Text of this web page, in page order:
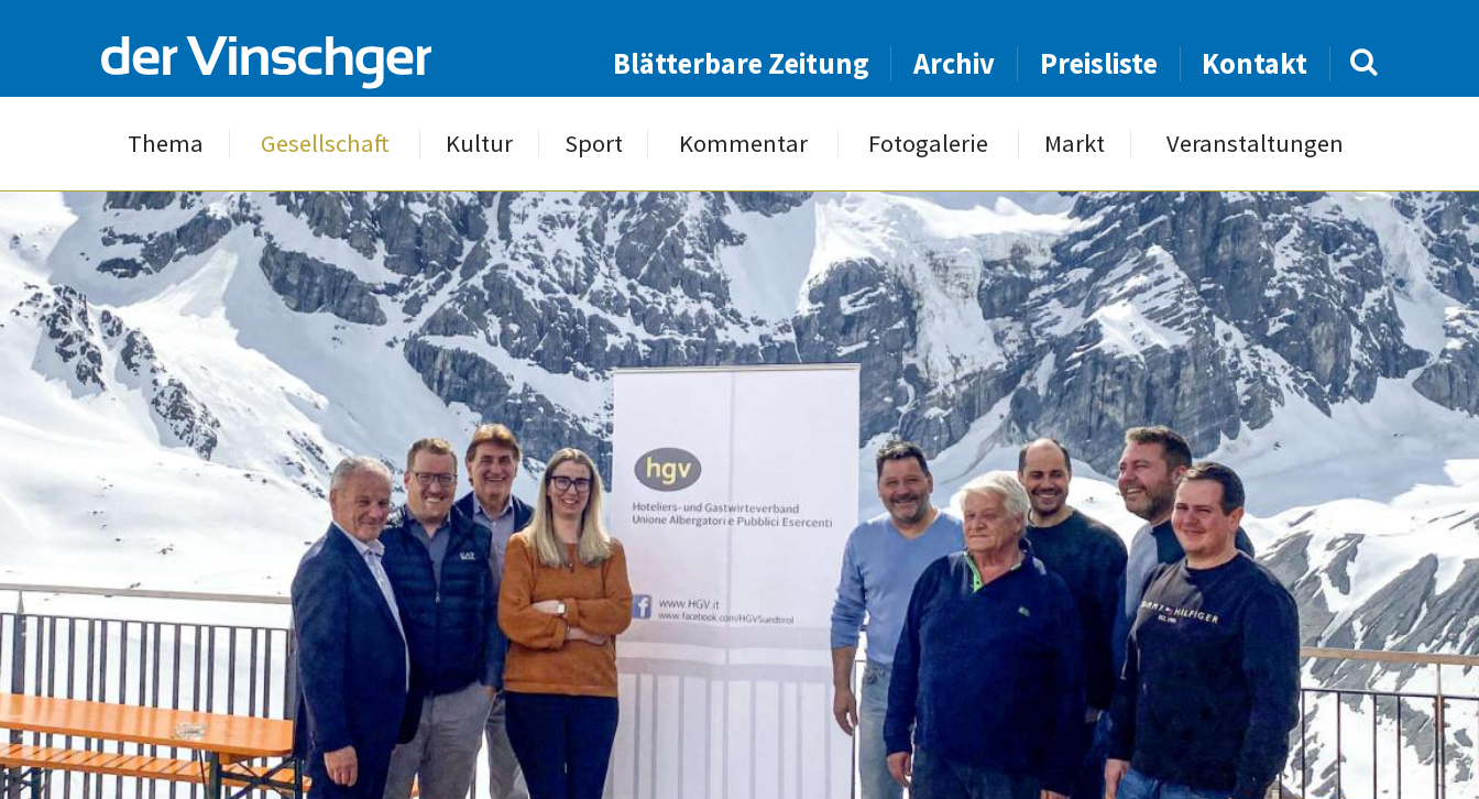
Blätterbare Zeitung Archiv Preisliste Kontakt
Thema Gesellschaft Kultur Sport Kommentar Fotogalerie Markt Veranstaltungen